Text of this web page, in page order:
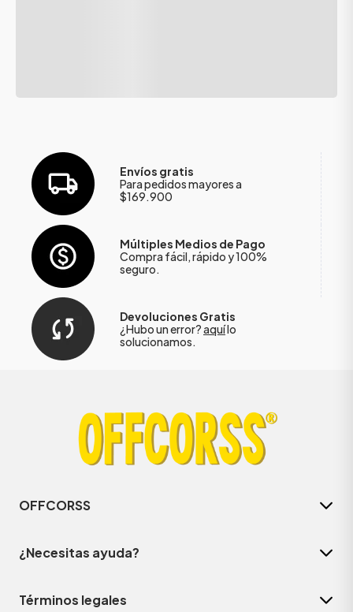
Envíos gratis
Para pedidos mayores a
$169.900
Múltiples Medios de Pago
Compra fácil, rápido y 100%
seguro.
Devoluciones Gratis
¿Hubo un error?aquílo
solucionamos.
OFFCORSS
¿Necesitas ayuda?
Términos legales